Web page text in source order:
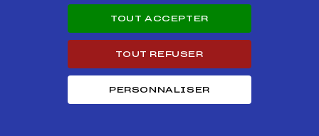
Résultats Alpin 2014
l'Oisans – Catégorie
TOUT ACCEPTER
TOUT REFUSER
PERSONNALISER